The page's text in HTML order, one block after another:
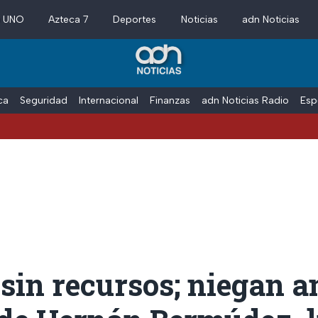
Azteca 7 Deportes Noticias adn Noticias
Seguridad Internacional Finanzas adn Noticias Radio
recursos; niegan